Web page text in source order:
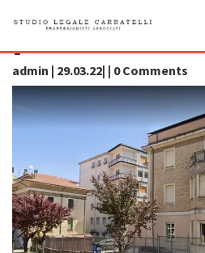
LO STUDIO
CONTATTI
PRIVACY POLICY
admin | 29.03.22| | 0 Comments